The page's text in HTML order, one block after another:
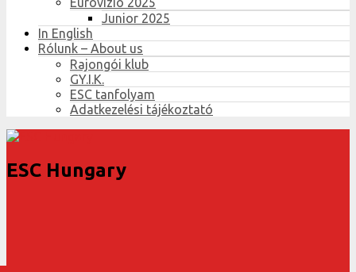
Junior 2025
In English
Rólunk – About us
Rajongói klub
GY.I.K.
ESC tanfolyam
Adatkezelési tájékoztató
ESC Hungary